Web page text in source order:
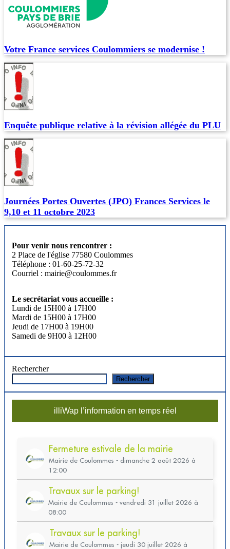
Votre France services Coulommiers se modernise !
Enquête publique relative à la révision allégée du PLU
Journées Portes Ouvertes (JPO) Frances Services le
9,10 et 11 octobre 2023
Pour venir nous rencontrer :
2 Place de l'église 77580 Coulommes
Téléphone : 01-60-25-72-32
Courriel : mairie@coulommes.fr
Le secrétariat vous accueille :
Lundi de 15H00 à 17H00
Mardi de 15H00 à 17H00
Jeudi de 17H00 à 19H00
Samedi de 9H00 à 12H00
Rechercher
Rechercher
illiWap l’information en temps réel